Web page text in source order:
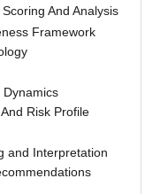
And Analysis
Framework
Dynamics
Risk Profile
and Interpretation